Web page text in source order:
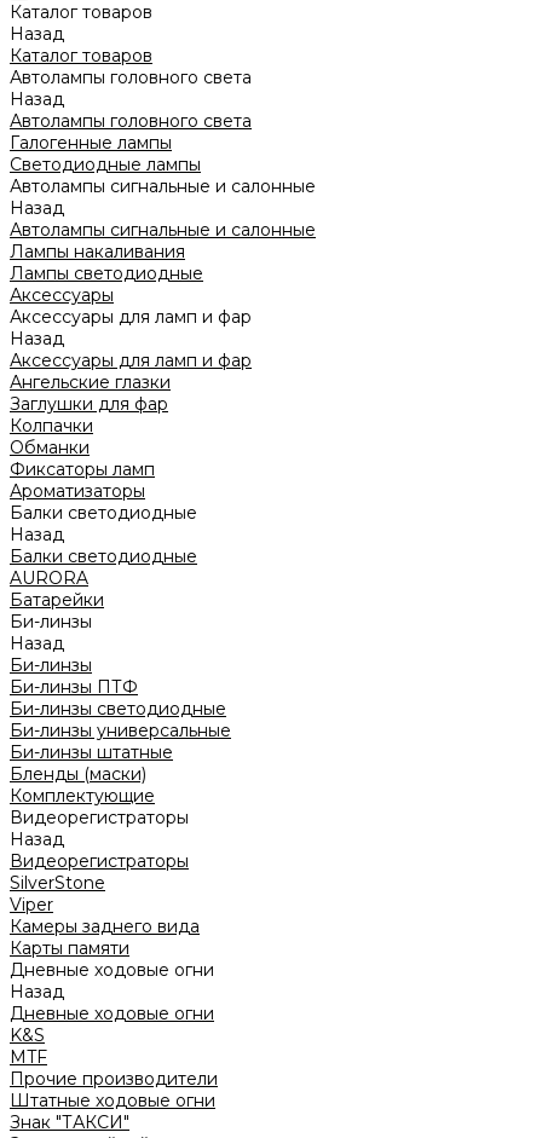
Каталог товаров
Назад
Каталог товаров
Автолампы головного света
Назад
Автолампы головного света
Галогенные лампы
Светодиодные лампы
Автолампы сигнальные и салонные
Назад
Автолампы сигнальные и салонные
Лампы накаливания
Лампы светодиодные
Аксессуары
Аксессуары для ламп и фар
Назад
Аксессуары для ламп и фар
Ангельские глазки
Заглушки для фар
Колпачки
Обманки
Фиксаторы ламп
Ароматизаторы
Балки светодиодные
Назад
Балки светодиодные
AURORA
Батарейки
Би-линзы
Назад
Би-линзы
Би-линзы ПТФ
Би-линзы светодиодные
Би-линзы универсальные
Би-линзы штатные
Бленды (маски)
Комплектующие
Видеорегистраторы
Назад
Видеорегистраторы
SilverStone
Viper
Камеры заднего вида
Карты памяти
Дневные ходовые огни
Назад
Дневные ходовые огни
K&S
MTF
Прочие производители
Штатные ходовые огни
Знак "ТАКСИ"